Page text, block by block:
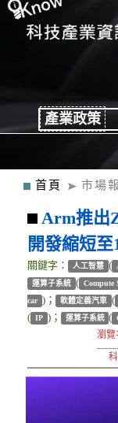
產業政策
首頁 市場
Arm推出
開發縮短
關鍵字： 人工智慧 (
運算子系統 ( Compute
car )； 軟體定義汽車 (
( IP )； 運算子系統 (
瀏覽